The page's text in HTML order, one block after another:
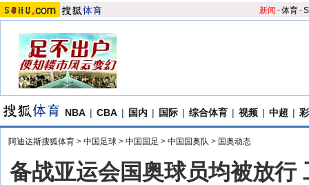
新闻 -体育-S
NBA | CBA | 国内 | 国际 | 综合体育 | 视频 | 中超 |
阿迪达斯搜狐体育 > 中国足球 > 中国国足 > 中国国奥队 > 国奥动态
备战亚运会国奥球员均被放行